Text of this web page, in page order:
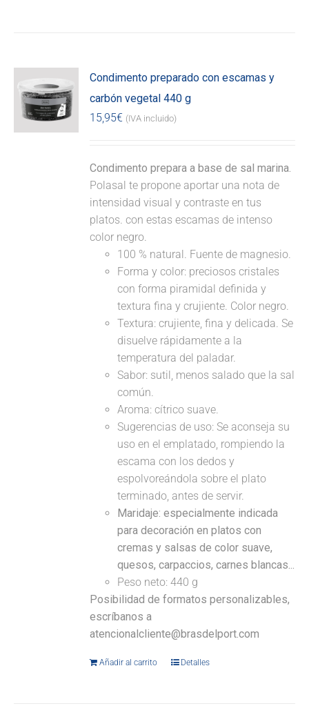
Condimento preparado con escamas y
carbón vegetal 440 g
15,95€ (IVA incluido)
Condimento prepara a base de sal marina.
Polasal te propone aportar una nota de
intensidad visual y contraste en tus
platos. con estas escamas de intenso
color negro.
100 % natural. Fuente de magnesio.
Forma y color: preciosos cristales
con forma piramidal definida y
textura fina y crujiente. Color negro.
Textura: crujiente, fina y delicada. Se
disuelve rápidamente a la
temperatura del paladar.
Sabor: sutil, menos salado que la sal
común.
Aroma: cítrico suave.
Sugerencias de uso: Se aconseja su
uso en el emplatado, rompiendo la
escama con los dedos y
espolvoreándola sobre el plato
terminado, antes de servir.
Maridaje: especialmente indicada
para decoración en platos con
cremas y salsas de color suave,
quesos, carpaccios, carnes blancas...
Peso neto: 440 g
Posibilidad de formatos personalizables,
escríbanos a
atencionalcliente@brasdelport.com
Añadir al carrito Detalles